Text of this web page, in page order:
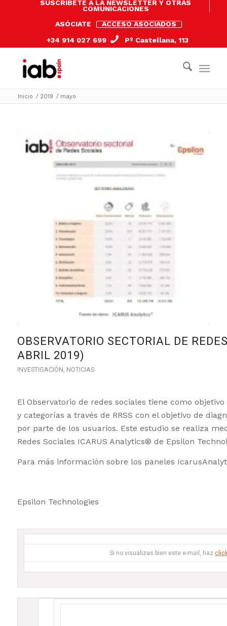
SUSCRÍBETE A LA NEWSLETTER Y OTRAS
COMUNICACIONES
ASÓCIATE
ACCESO ASOCIADOS
+34 914 027 699
Pº Castellana, 113
Inicio / 2019 / mayo
OBSERVATORIO SECTORIAL DE
ABRIL 2019)
INVESTIGACIÓN NOTICIAS
El Observatorio de redes sociales tiene como
y categorías a través de RRSS con el objetivo de
por parte de los usuarios. Este estudio se realiza
Redes Sociales ICARUS Analytics® de Epsilon
Para más información sobre los paneles
Epsilon Technologies
Si no visualizas bien este e-mail, haz